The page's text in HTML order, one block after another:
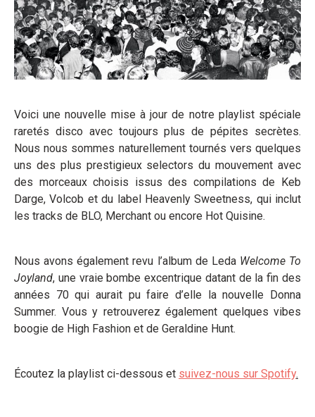
Voici une nouvelle mise à jour de notre playlist spéciale
raretés disco avec toujours plus de pépites secrètes.
Nous nous sommes naturellement tournés vers quelques
uns des plus prestigieux selectors du mouvement avec
des morceaux choisis issus des compilations de Keb
Darge, Volcob et du label Heavenly Sweetness, qui inclut
les tracks de BLO, Merchant ou encore Hot Quisine.
Nous avons également revu l’album de Leda Welcome To
Joyland, une vraie bombe excentrique datant de la fin des
années 70 qui aurait pu faire d’elle la nouvelle Donna
Summer. Vous y retrouverez également quelques vibes
boogie de High Fashion et de Geraldine Hunt.
Écoutez la playlist ci-dessous et suivez-nous sur Spotify.